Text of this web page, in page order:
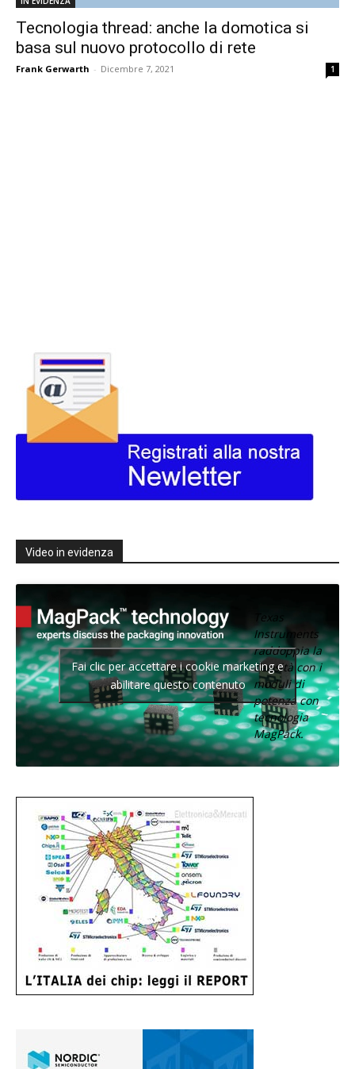
Tecnologia thread: anche la domotica si
basa sul nuovo protocollo di rete
Frank Gerwarth - Dicembre 7, 2021 1
Video in evidenza
Texas
Instruments
raddoppia la
densità con i
moduli di
potenza con
tecnologia
MagPack.
Fai clic per accettare i cookie marketing e
abilitare questo contenuto